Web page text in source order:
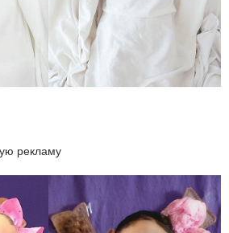
рекламу